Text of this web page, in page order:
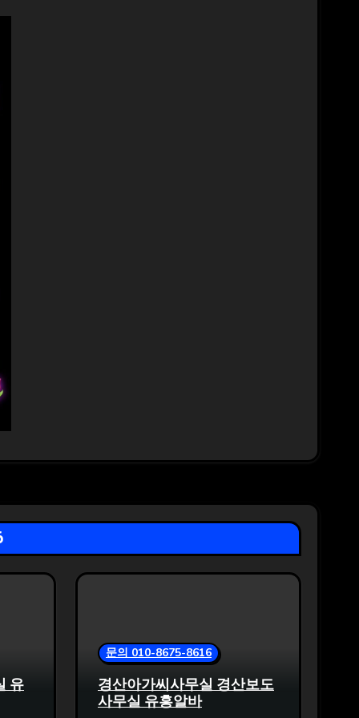
유
문의 010-8675-8616
경산아가씨사무실 경산보도
사무실 유흥알바